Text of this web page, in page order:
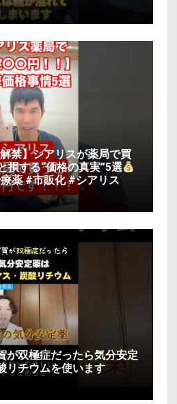
解禁】シアリスが薬局で買
損する“価格の真実”5選
薬 #市販化 #シアリス
が双極症だったら気分安定
リチウムを使います